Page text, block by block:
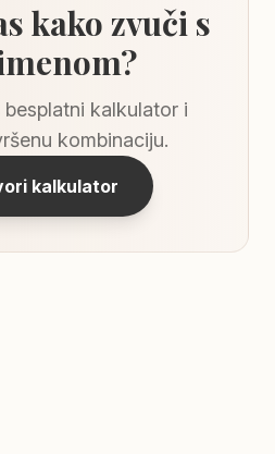
kako zvuči s
besplatni kalkulator i
kombinaciju.
kalkulator